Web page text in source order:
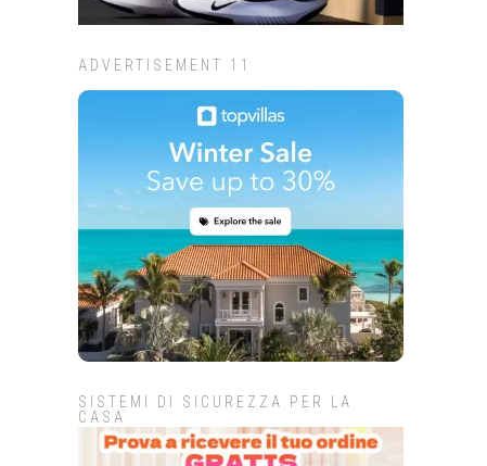
ADVERTISEMENT 11
SISTEMI DI SICUREZZA PER LA
CASA